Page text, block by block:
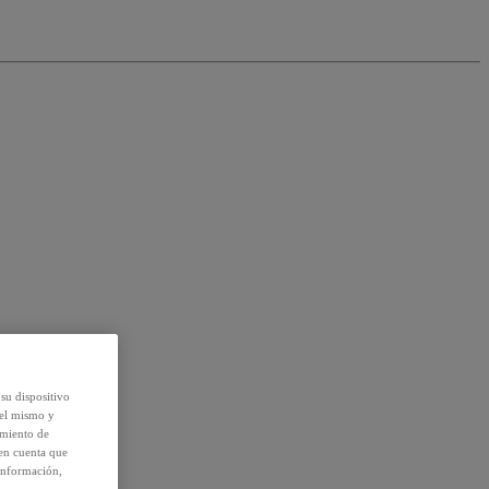
dispositivo
mismo y
de
cuenta que